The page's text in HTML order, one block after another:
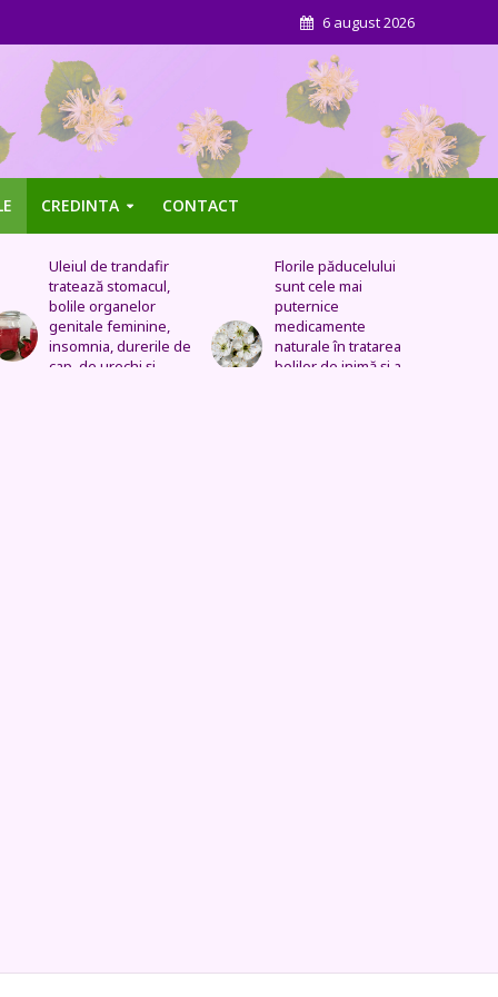
6 august 2026
CREDINTA CONTACT
Florile păducelului
sunt cele mai
puternice
medicamente
naturale în tratarea
bolilor de inimă şi a
Panseluța sălbatică –
Este eficientă pentru
cistită, ameliorează
constipația, are grijă
de sănătatea urinară,
tratează problemele